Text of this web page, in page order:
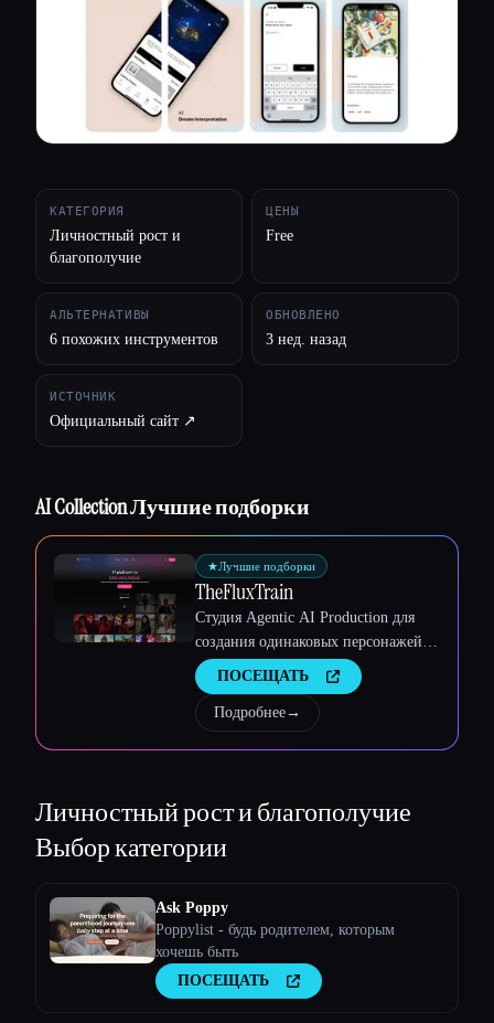
КАТЕГОРИЯ
Личностный рост и
благополучие
ЦЕНЫ
Free
АЛЬТЕРНАТИВЫ
6 похожих инструментов
ОБНОВЛЕНО
3 нед. назад
ИСТОЧНИК
Официальный сайт ↗︎
AI Collection Лучшие подборки
★Лучшие подборки
TheFluxTrain
Студия Agentic AI Production для
создания одинаковых персонажей,
рабочих процессов и видео
ПОСЕЩАТЬ
Подробнее→
Личностный рост и благополучие
Выбор категории
Ask Poppy
Poppylist - будь родителем, которым
хочешь быть
ПОСЕЩАТЬ